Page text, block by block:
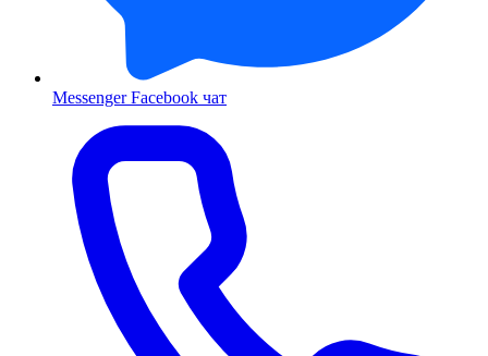
Messenger Facebook чат